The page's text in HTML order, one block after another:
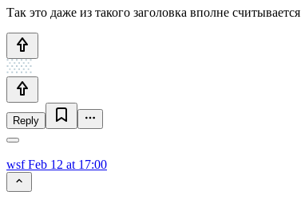
Так это даже из такого заголовка вполне считывается
Reply
wsfFeb 12 at 17:00